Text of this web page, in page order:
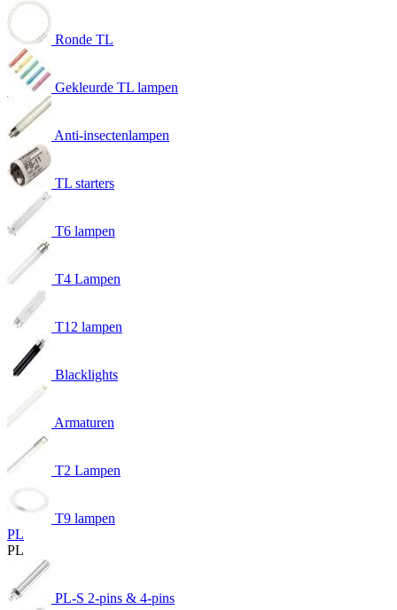
Ronde TL
Gekleurde TL lampen
Anti-insectenlampen
TL starters
T6 lampen
T4 Lampen
T12 lampen
Blacklights
Armaturen
T2 Lampen
T9 lampen
PL
PL
PL-S 2-pins & 4-pins